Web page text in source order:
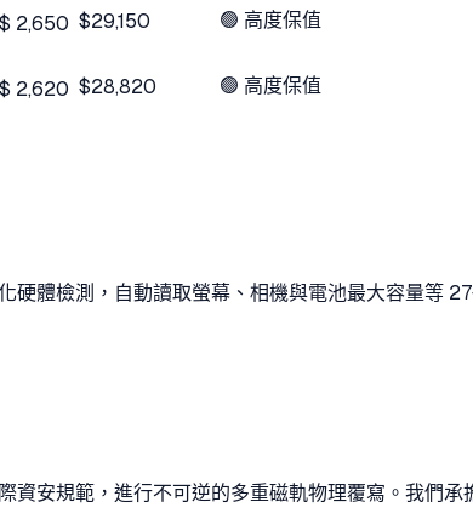
2,650 $29,150
🟢 高度保值
2,620 $28,820 🟢 高度保值
硬體檢測，自動讀取螢幕、相機與電池最大容量等
安規範，進行不可逆的多重磁軌物理覆寫。我們承